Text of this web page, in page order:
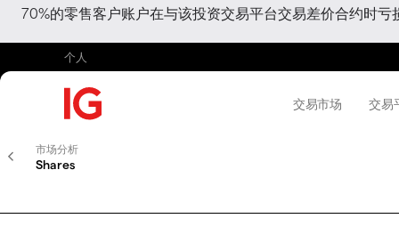
70%的零售客户账户在与该投资交易平台交易差价合约时
个人
交易市场 交易
市场分析
Shares